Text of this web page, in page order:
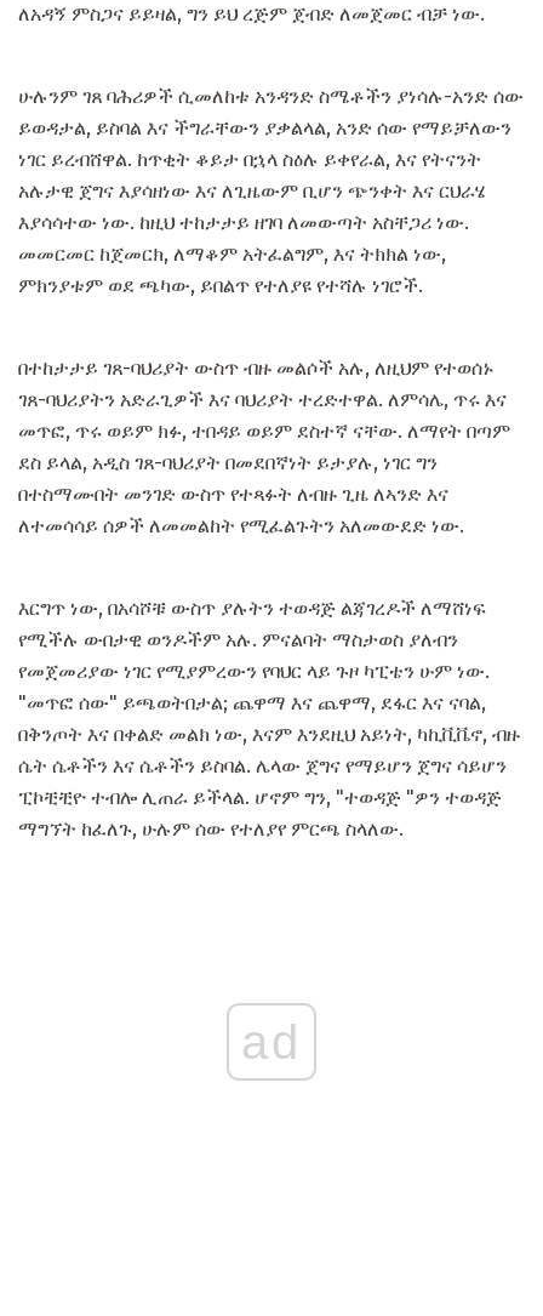
ለአዳኝ ምስጋና ይይዛል, ግን ይህ ረጅም ጀብድ ለመጀመር ብቻ ነው.
ሁሉንም ገጸ ባሕሪዎች ሲመለከቱ አንዳንድ ስሜቶችን ያነሳሉ-አንድ ሰው
ይወዳታል, ይስባል እና ችግራቸውን ያቃልላል, አንድ ሰው የማይቻለውን
ነገር ይረብሸዋል. ከጥቂት ቆይታ በኋላ ስዕሉ ይቀየራል, እና የትናንት
አሉታዊ ጀግና እያሳዘነው እና ለጊዜውም ቢሆን ጭንቀት እና ርህራሄ
እያሳሳተው ነው. ከዚህ ተከታታይ ዘገባ ለመውጣት አስቸጋሪ ነው.
መመርመር ከጀመርክ, ለማቆም አትፈልግም, እና ትክክል ነው,
ምክንያቱም ወደ ጫካው, ይበልጥ የተለያዩ የተሻሉ ነገሮች.
በተከታታይ ገጸ-ባህሪያት ውስጥ ብዙ መልሶች አሉ, ለዚህም የተወሰኑ
ገጸ-ባህሪያትን አድራጊዎች እና ባህሪያት ተረድተዋል. ለምሳሌ, ጥሩ እና
መጥፎ, ጥሩ ወይም ክፉ, ተበዳይ ወይም ደስተኛ ናቸው. ለማየት በጣም
ደስ ይላል, አዲስ ገጸ-ባህሪያት በመደበኛነት ይታያሉ, ነገር ግን
በተስማሙበት መንገድ ውስጥ የተጻፉት ለብዙ ጊዜ ለኣንድ እና
ለተመሳሳይ ሰዎች ለመመልከት የሚፈልጉትን አለመውደድ ነው.
እርግጥ ነው, በአሳሾቹ ውስጥ ያሉትን ተወዳጅ ልጃገረዶች ለማሸነፍ
የሚችሉ ውበታዊ ወንዶችም አሉ. ምናልባት ማስታወስ ያለብን
የመጀመሪያው ነገር የሚያምረውን የባህር ላይ ጉዞ ካፒቴን ሁም ነው.
"መጥፎ ሰው" ይጫወትበታል; ጨዋማ እና ጨዋማ, ደፋር እና ናባል,
በቅንጦት እና በቀልድ መልክ ነው, እናም እንደዚህ አይነት, ካኪቪቬኖ, ብዙ
ሴት ሴቶችን እና ሴቶችን ይስባል. ሌላው ጀግና የማይሆን ​​ጀግና ሳይሆን
ፒኮቺቺዮ ተብሎ ሊጠራ ይችላል. ሆኖም ግን, "ተወዳጅ "ዎን ተወዳጅ
ማግኘት ከፈለጉ, ሁሉም ሰው የተለያየ ምርጫ ስላለው.
ad